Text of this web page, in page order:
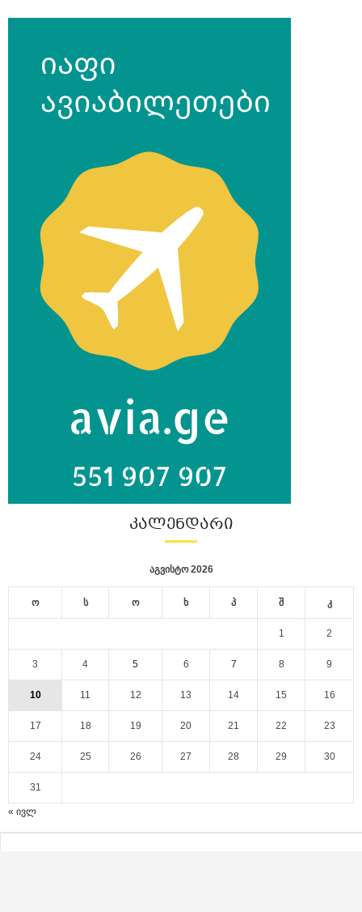
ᲙᲐᲚᲔᲜᲓᲐᲠᲘ
აგვისტო 2026
ო ს ო ხ პ შ კ
1 2
3 4 5 6 7 8 9
10 11 12 13 14 15 16
17 18 19 20 21 22 23
24 25 26 27 28 29 30
31
« ივლ